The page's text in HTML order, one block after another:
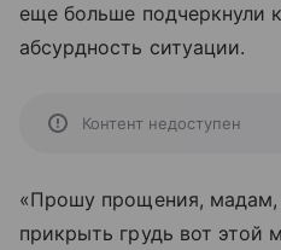
еще больше подчеркнули
абсурдность ситуации.
Контент недоступен
«Прошу прощения,
прикрыть грудь вот этой